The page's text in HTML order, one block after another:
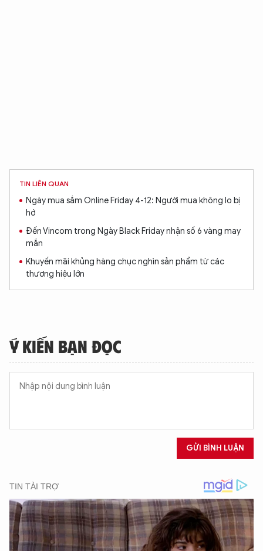
TIN LIÊN QUAN
Ngày mua sắm Online Friday 4-12: Người mua không lo bị
hớ
Đến Vincom trong Ngày Black Friday nhận số 6 vàng may
mắn
Khuyến mãi khủng hàng chục nghìn sản phẩm từ các
thương hiệu lớn
Ý KIẾN BẠN ĐỌC
GỬI BÌNH LUẬN
XIN CHÀO,
TÔI LÀ CHATBOT CỦA